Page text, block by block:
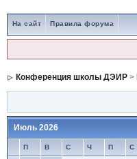
На сайт Правила форума
Конференция школы ДЭИР>
Июль 2026
П В С Ч П С